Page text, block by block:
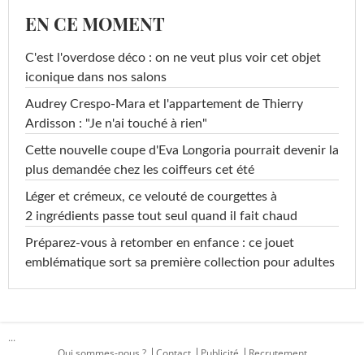
EN CE MOMENT
C'est l'overdose déco : on ne veut plus voir cet objet
iconique dans nos salons
Audrey Crespo-Mara et l'appartement de Thierry
Ardisson : "Je n'ai touché à rien"
Cette nouvelle coupe d'Eva Longoria pourrait devenir la
plus demandée chez les coiffeurs cet été
Léger et crémeux, ce velouté de courgettes à
2 ingrédients passe tout seul quand il fait chaud
Préparez-vous à retomber en enfance : ce jouet
emblématique sort sa première collection pour adultes
...